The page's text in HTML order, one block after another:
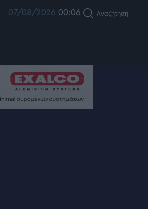
07/08/2026 00:06 Αναζήτηση